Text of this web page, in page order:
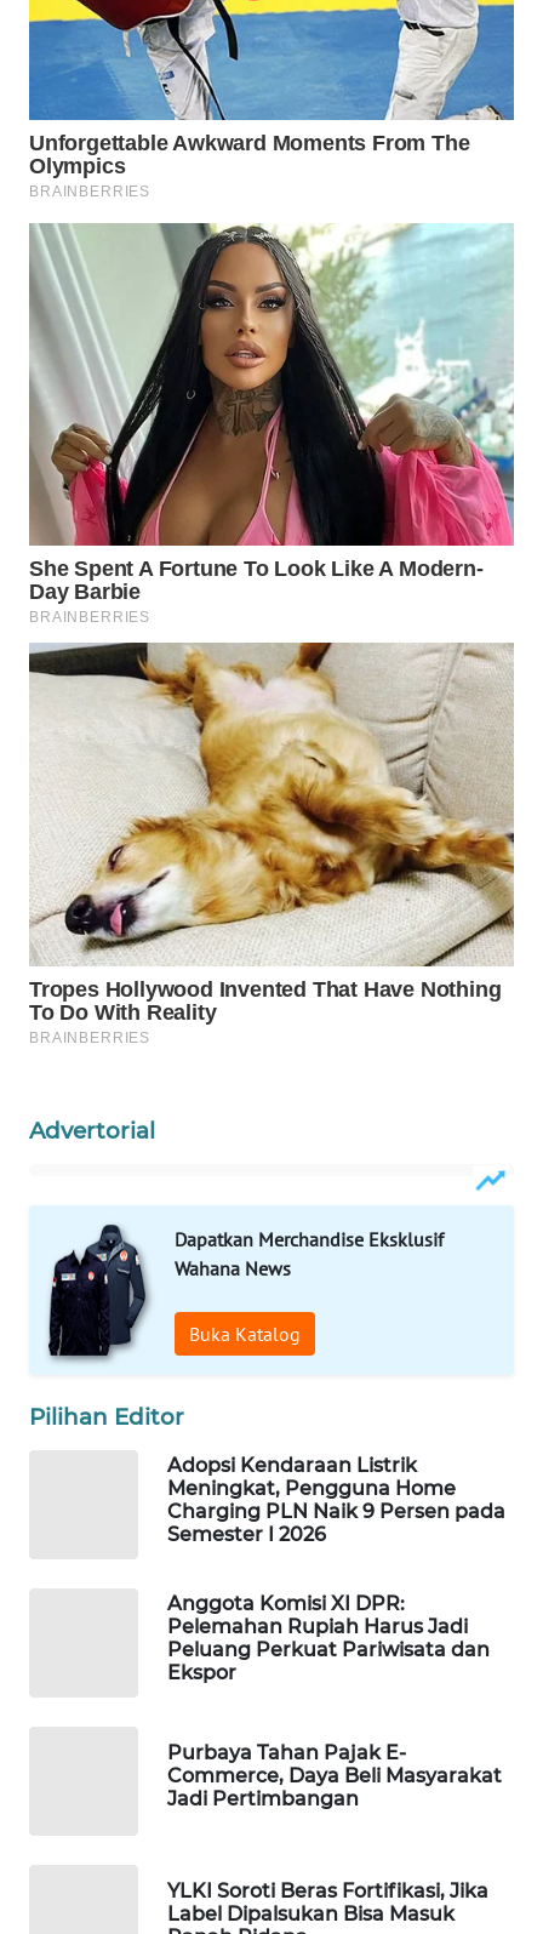
Advertorial
Dapatkan Merchandise Eksklusif
Wahana News
Buka Katalog
Pilihan Editor
Adopsi Kendaraan Listrik
Meningkat, Pengguna Home
Charging PLN Naik 9 Persen pada
Semester I 2026
Anggota Komisi XI DPR:
Pelemahan Rupiah Harus Jadi
Peluang Perkuat Pariwisata dan
Ekspor
Purbaya Tahan Pajak E-
Commerce, Daya Beli Masyarakat
Jadi Pertimbangan
YLKI Soroti Beras Fortifikasi, Jika
Label Dipalsukan Bisa Masuk
WAHANANEWS
WAHANANEWS
CO ID
WAHANANEWS
WAHANA
SPORT
WAHANA
UMKM
WAHANA
SELEB
WAHANA
PERSONA
WAHANA
OTOMOTIF
WAHANA
WAHANA
DESA
WISATA
LAPAK
WAHANA
Wahana
Network
LISTRIK
KELISTRIKAN
WALINKI
ID
MAWAKA
PLN
WATCH
KOPEKLIN